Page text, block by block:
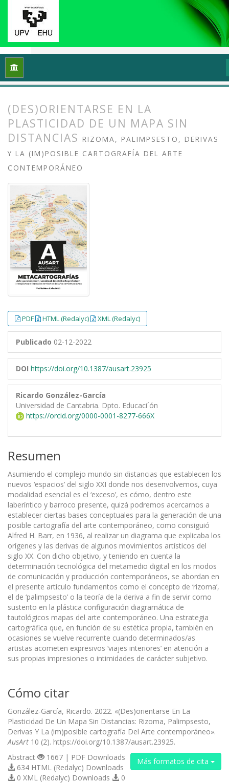
Inicio Vol. 10 Núm. 2 (2022):
(DES)ORIENTARSE EN LA
PLASTICIDAD DE UN MAPA SIN
DISTANCIAS RIZOMA, PALIMPSESTO, DERIVAS
Y LA (IM)POSIBLE CARTOGRAFÍA DEL ARTE
CONTEMPORÁNEO
PDF HTML (Redalyc) XML (Redalyc)
Publicado 02-12-2022
DOI https://doi.org/10.1387/ausart.23925
Ricardo González-García
Universidad de Cantabria. Dpto. Educaci´ón
https://orcid.org/0000-0001-8277-666X
Resumen
Asumiendo el complejo mundo sin distancias que establecen los
nuevos ‘espacios’ del siglo XXI donde nos desenvolvemos, cuya
modalidad esencial es el ‘exceso’, es cómo, dentro este
laberíntico y barroco presente, quizá podremos acercarnos a
establecer ciertas bases conceptuales para la generación de una
posible cartografía del arte contemporáneo, como consiguió
Alfred H. Barr, en 1936, al realizar un diagrama que explicaba los
orígenes y las derivas de algunos movimientos artísticos del
siglo XX. Con dicho objetivo, y teniendo en cuenta la
determinación tecnológica del metamedio digital en los modos
de comunicación y producción contemporáneos, se abordan en
el presente artículo fundamentos como el concepto de ‘rizoma’,
el de ‘palimpsesto’ o la teoría de la deriva a fin de servir como
sustento en la plástica configuración diagramática de
tautológicos mapas del arte contemporáneo. Una estrategia
cartográfica que, en función de su estética propia, también en
ocasiones se vuelve recurrente cuando determinados/as
artistas acometen expresivos ‘viajes interiores’ en atención a
sus propias impresiones o intimidades de carácter subjetivo.
Cómo citar
González-García, Ricardo. 2022. «(Des)orientarse En La
Plasticidad De Un Mapa Sin Distancias: Rizoma, Palimpsesto,
Derivas Y La (im)posible cartografía Del Arte contemporáneo».
AusArt 10 (2). https://doi.org/10.1387/ausart.23925.
Más formatos de cita
Abstract
1667 | PDF Downloads
634 HTML (Redalyc) Downloads
0 XML (Redalyc) Downloads
0